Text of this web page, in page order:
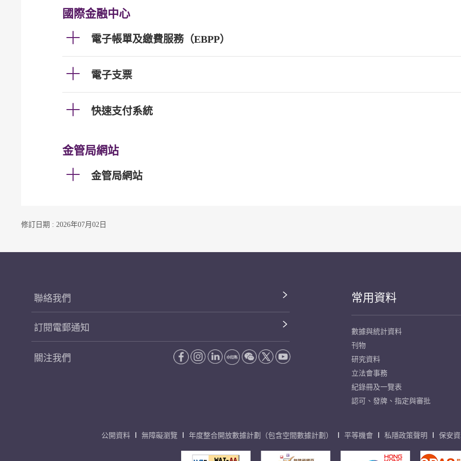
國際金融中心
電子帳單及繳費服務（EBPP）
電子支票
快速支付系統
金管局網站
金管局網站
修訂日期 : 2026年07月02日
聯絡我們
訂閱電郵通知
關注我們
常用資料
數據與統計資料
刊物
研究資料
立法會事務
紀錄冊及一覽表
認可、發牌、指定與審批
公開資料 無障礙瀏覽 年度整合開放數據計劃（包含空間數據計劃） 平等機會 私隱政策聲明 保安